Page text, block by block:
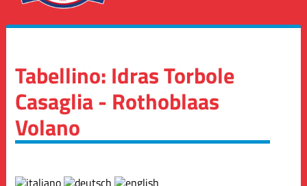
Tabellino: Idras Torbole
Casaglia - Rothoblaas
Volano